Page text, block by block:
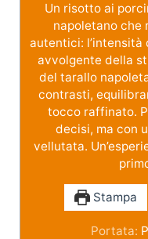
Un risotto ai
napoletano che
autentici:
avvolgente della
del tarallo
contrasti,
tocco raffinato.
decisi, ma con
vellutata.
Stampa
Portata: